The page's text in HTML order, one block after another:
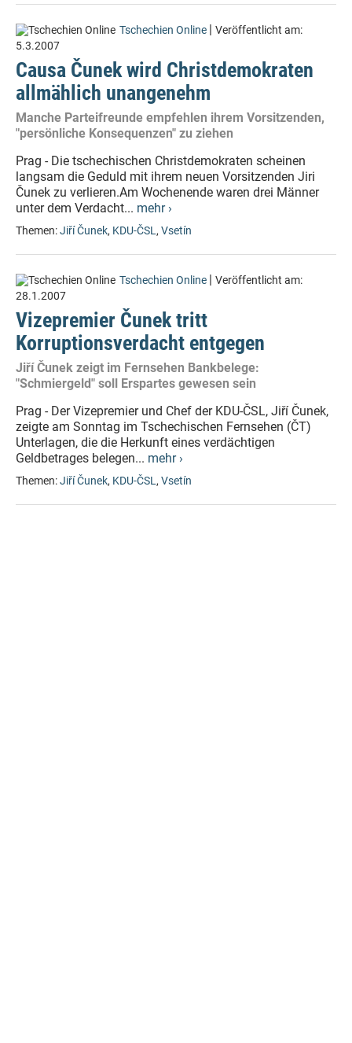
Tschechien Online | Veröffentlicht am:
5.3.2007
Causa Čunek wird Christdemokraten
allmählich unangenehm
Manche Parteifreunde empfehlen ihrem Vorsitzenden,
"persönliche Konsequenzen" zu ziehen
Prag - Die tschechischen Christdemokraten scheinen
langsam die Geduld mit ihrem neuen Vorsitzenden Jiri
Čunek zu verlieren.Am Wochenende waren drei Männer
unter dem Verdacht... mehr ›
Themen:Jiří Čunek, KDU-ČSL, Vsetín
Tschechien Online | Veröffentlicht am:
28.1.2007
Vizepremier Čunek tritt
Korruptionsverdacht entgegen
Jiří Čunek zeigt im Fernsehen Bankbelege:
"Schmiergeld" soll Erspartes gewesen sein
Prag - Der Vizepremier und Chef der KDU-ČSL, Jiří Čunek,
zeigte am Sonntag im Tschechischen Fernsehen (ČT)
Unterlagen, die die Herkunft eines verdächtigen
Geldbetrages belegen... mehr ›
Themen:Jiří Čunek, KDU-ČSL, Vsetín